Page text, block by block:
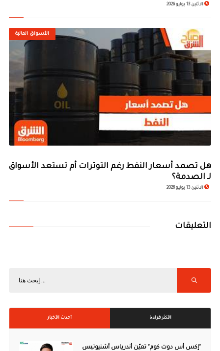
الاثنين 13 يوليو 2026
الأسواق المالية
هل تصمد أسعار النفط رغم التوترات أم تستعد الأسواق
لـ الصدمة؟
الاثنين 13 يوليو 2026
التعليقات
الأكثر قراءة أحدث الأخبار
"إكس أس دوت كوم" تعيّن أندرياس أشنيوتيس